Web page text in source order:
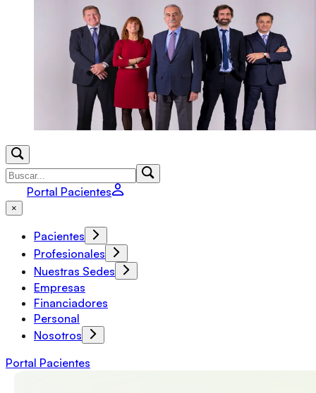
Portal Pacientes
×
Pacientes
Profesionales
Nuestras Sedes
Empresas
Financiadores
Personal
Nosotros
Portal Pacientes